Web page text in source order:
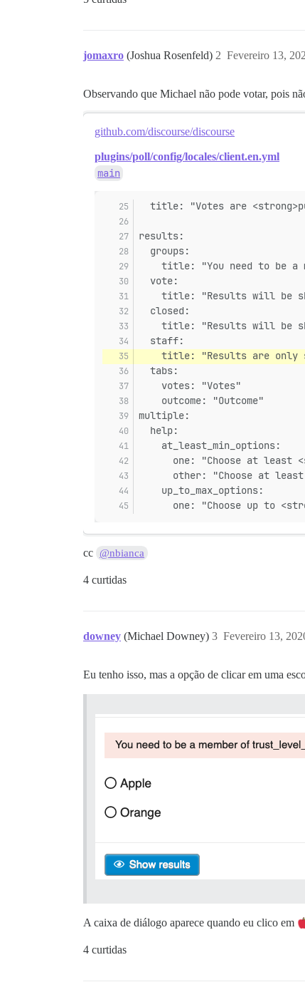
jomaxro (Joshua Rosenfeld) Fevereiro 13,
2
Observando que Michael não pode votar, pois
github.com/discourse/discourse
plugins/poll/config/locales/client.en.yml
main
title: "Votes are
results:
  groups:
title: "You need to be a
  vote:
title: "Results will be
  closed:
title: "Results will be
  staff:
title: "Results are only
  tabs:
    votes: "Votes"
    outcome: "Outcome"
multiple:
  help:
    at_least_min_options:
one: "Choose at least
other: "Choose at
    up_to_max_options:
one: "Choose up to
cc @nbianca
4 curtidas
downey (Michael Downey) Fevereiro 13,
3
Eu tenho isso, mas a opção de clicar em uma
A caixa de diálogo aparece quando eu clico em
4 curtidas